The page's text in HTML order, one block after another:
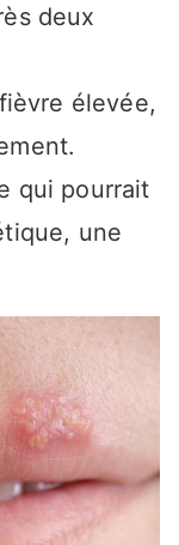
deux
élevée,
qui pourrait
une